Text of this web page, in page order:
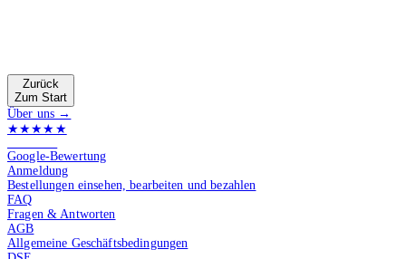
Zurück
Zum Start
Über uns →
★★★★★
Google-Bewertung
Anmeldung
Bestellungen einsehen, bearbeiten und bezahlen
FAQ
Fragen & Antworten
AGB
Allgemeine Geschäftsbedingungen